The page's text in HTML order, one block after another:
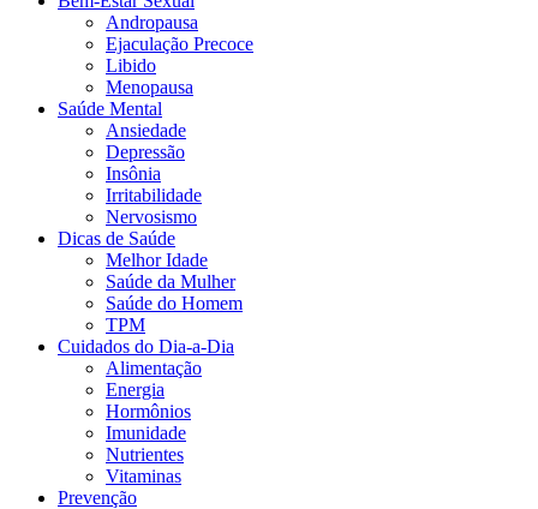
Andropausa
Ejaculação Precoce
Libido
Menopausa
Saúde Mental
Ansiedade
Depressão
Insônia
Irritabilidade
Nervosismo
Dicas de Saúde
Melhor Idade
Saúde da Mulher
Saúde do Homem
TPM
Cuidados do Dia-a-Dia
Alimentação
Energia
Hormônios
Imunidade
Nutrientes
Vitaminas
Prevenção